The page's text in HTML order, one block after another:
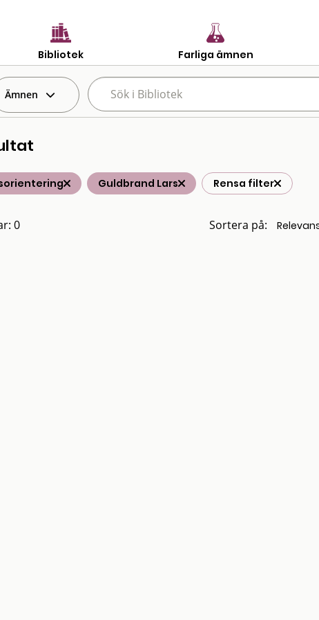
Bibliotek Farliga ämnen
Ämnen
Guldbrand Lars Rensa filter
0 Sortera på: